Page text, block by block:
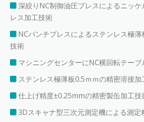
深絞りNC制御油圧プレスによるニッ
レス加工技術
NCパンチプレスによるステンレス極
技術
マシニングセンターにNC横回転テー
ステンレス極薄板0.5ｍｍの精密溶接加
仕上げ精度±0.25mmの精密製缶加工技
3Dスキャナ型三次元測定機による測